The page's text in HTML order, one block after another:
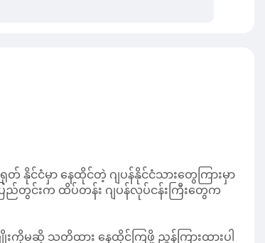
င်ငံမှာ နေထိုင်တဲ့ ဂျပန်နိုင်ငံသားတွေကြားမှာ
တွင်းက ထိပ်တန်း ဂျပန်လုပ်ငန်းကြီးတွေက
ဆို သတိထား နေထိုင်ကြဖို့ ညွှန်ကြားထားပါ
တယ်။ ဂျပန်ဝန်ကြီးချုပ် ဖူမီယို ကီရှီဒါကလည်း
မြန်မြန် ဖြေရှင်းချက်ပေးဖို့ တောင်းဆို
။ ကွမ်ကျိုးဂျပန်ကျောင်းကလည်း ကျောင်းရဲ့
ောင် မပြောဖို့လည်း လမ်းညွှန်အကြုံပြု ထားပါ